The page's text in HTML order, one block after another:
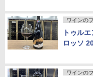
ワインの
トゥル
ロッソ
ワインの